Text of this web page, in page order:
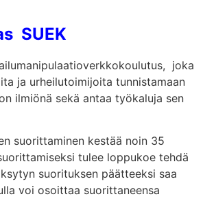
SUEK
joka
ja urheilutoimijoita tunnistamaan
ilmiönä sekä antaa työkaluja sen
suorittaminen kestää noin 35
tulee loppukoe tehdä
suorituksen päätteeksi saa
voi osoittaa suorittaneensa